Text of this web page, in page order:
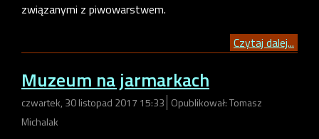
związanymi z piwowarstwem.
Czytaj dalej...
Muzeum na jarmarkach
czwartek, 30 listopad 2017 15:33 Opublikował: Tomasz
Michalak